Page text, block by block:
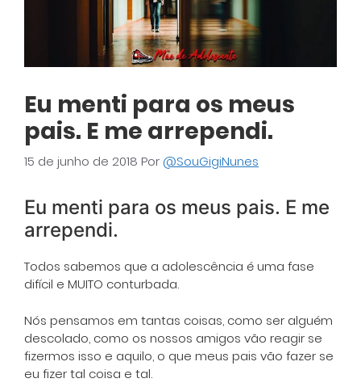
Eu menti para os meus
pais. E me arrependi.
15 de junho de 2018 Por @SouGigiNunes
Eu menti para os meus pais. E me
arrependi.
Todos sabemos que a adolescência é uma fase
difícil e MUITO conturbada.
Nós pensamos em tantas coisas, como ser alguém
descolado, como os nossos amigos vão reagir se
fizermos isso e aquilo, o que meus pais vão fazer se
eu fizer tal coisa e tal.